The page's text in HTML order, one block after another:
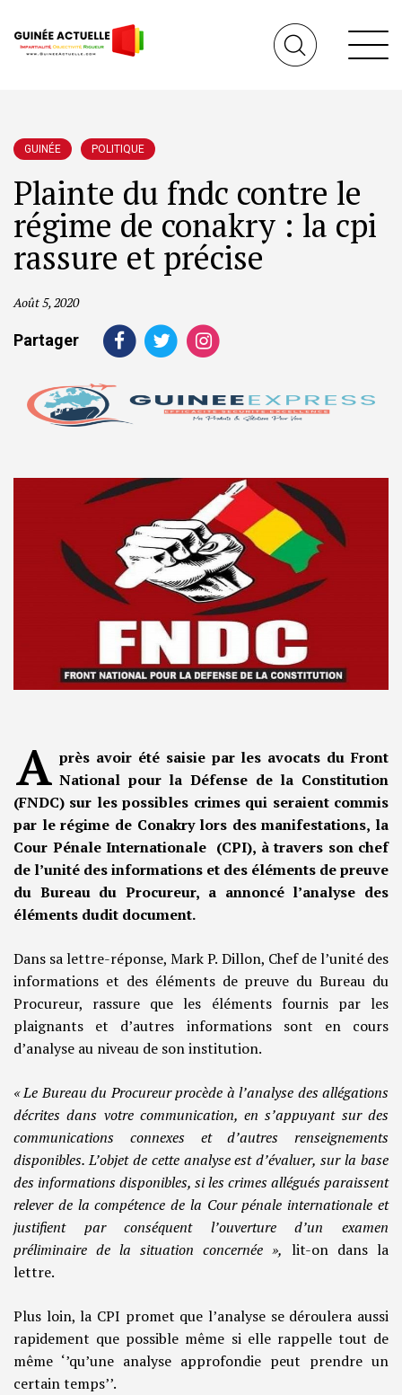
GUINÉE POLITIQUE
Plainte du fndc contre le
régime de conakry : la cpi
rassure et précise
Août 5, 2020
Partager
A près avoir été saisie par les avocats du Front
National pour la Défense de la Constitution
(FNDC) sur les possibles crimes qui seraient commis
par le régime de Conakry lors des manifestations, la
Cour Pénale Internationale (CPI), à travers son chef
de l’unité des informations et des éléments de preuve
du Bureau du Procureur, a annoncé l’analyse des
éléments dudit document.
Dans sa lettre-réponse, Mark P. Dillon, Chef de l’unité des
informations et des éléments de preuve du Bureau du
Procureur, rassure que les éléments fournis par les
plaignants et d’autres informations sont en cours
d’analyse au niveau de son institution.
« Le Bureau du Procureur procède à l’analyse des allégations
décrites dans votre communication, en s’appuyant sur des
communications connexes et d’autres renseignements
disponibles. L’objet de cette analyse est d’évaluer, sur la base
des informations disponibles, si les crimes allégués paraissent
relever de la compétence de la Cour pénale internationale et
justifient par conséquent l’ouverture d’un examen
préliminaire de la situation concernée », lit-on dans la
lettre.
Plus loin, la CPI promet que l’analyse se déroulera aussi
rapidement que possible même si elle rappelle tout de
même ‘’qu’une analyse approfondie peut prendre un
certain temps’’.